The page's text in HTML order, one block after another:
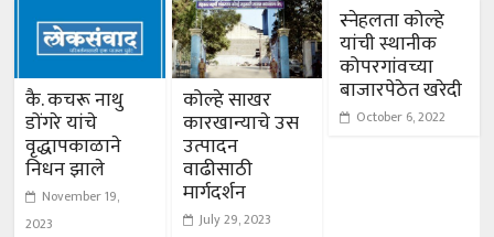
कै. कचरू नाथु
डोंगरे यांचे
वृद्धापकाळाने
निधन झाले
November 19,
2023
कोल्हे साखर
कारखान्याचे उस
उत्पादन
वाढीसाठी
मार्गदर्शन
July 29, 2023
स्नेहलता कोल्हे
यांची स्थानीक
कोपरगांवच्या
बाजारपेठेत खरेदी
October 6, 2022